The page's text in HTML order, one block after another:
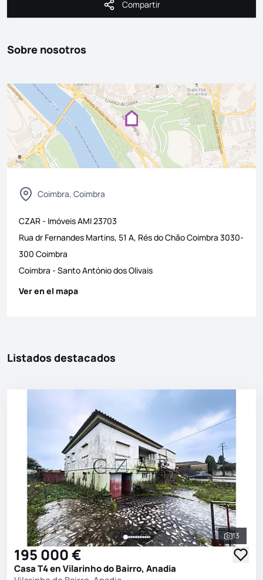
Compartir
Compartir
Sobre nosotros
Coimbra, Coimbra
CZAR - ImóveisAMI23703
Rua dr Fernandes Martins, 51 A, Rés do Chão Coimbra 3030-
300 Coimbra
Coimbra - Santo António dos Olivais
Ver en el mapa
Listados destacados
Ver
13
195 000 €
Casa T4 en Vilarinho do Bairro, Anadia